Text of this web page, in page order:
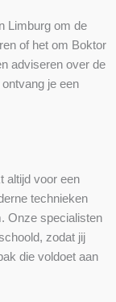
Limburg om de
of het om Boktor
adviseren over de
je een
altijd voor een
technieken
Onze specialisten
zodat jij
die voldoet aan